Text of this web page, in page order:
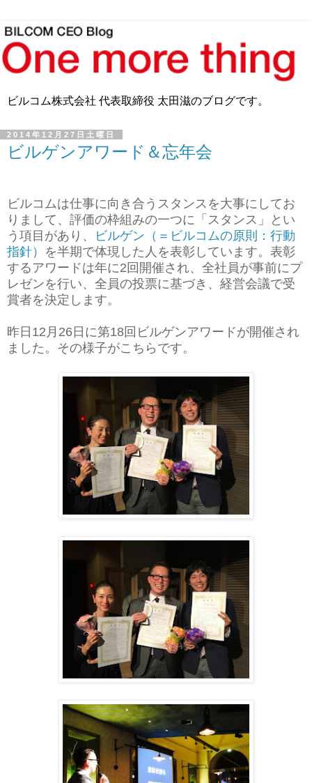
ビルコム株式会社 代表取締役 太田滋のブログです。
2014年12月27日土曜日
ビルゲンアワード＆忘年会
ビルコムは仕事に向き合うスタンスを大事にしてお
りまして、評価の枠組みの一つに「スタンス」とい
う項目があり、
ビルゲン（＝ビルコムの原則：行動
指針） を半期で体現した人を表彰しています。 表彰
するアワードは年に2回開催され、全社員が事前にプ
レゼンを行い、全員の投票に基づき、経営会議で受
賞者を決定します。
昨日12月26日に第18回ビルゲンアワードが開催され
ました。その様子がこちらです。